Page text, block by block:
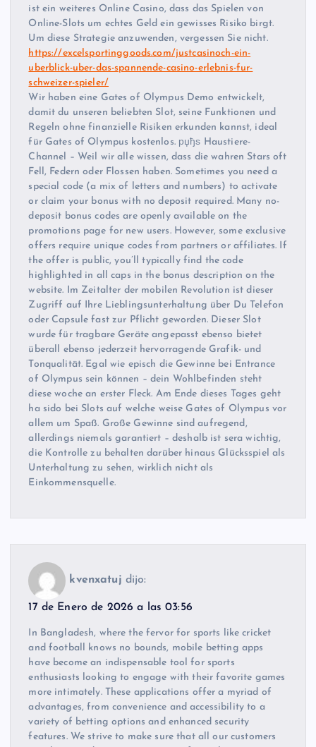
ist ein weiteres Online Casino, dass das Spielen von
Online-Slots um echtes Geld ein gewisses Risiko birgt.
Um diese Strategie anzuwenden, vergessen Sie nicht.
https://excelsportinggoods.com/justcasinoch-ein-
uberblick-uber-das-spannende-casino-erlebnis-fur-
schweizer-spieler/
Wir haben eine Gates of Olympus Demo entwickelt,
damit du unseren beliebten Slot, seine Funktionen und
Regeln ohne finanzielle Risiken erkunden kannst, ideal
für Gates of Olympus kostenlos. рџђѕ Haustiere-
Channel – Weil wir alle wissen, dass die wahren Stars oft
Fell, Federn oder Flossen haben. Sometimes you need a
special code (a mix of letters and numbers) to activate
or claim your bonus with no deposit required. Many no-
deposit bonus codes are openly available on the
promotions page for new users. However, some exclusive
offers require unique codes from partners or affiliates. If
the offer is public, you’ll typically find the code
highlighted in all caps in the bonus description on the
website. Im Zeitalter der mobilen Revolution ist dieser
Zugriff auf Ihre Lieblingsunterhaltung über Du Telefon
oder Capsule fast zur Pflicht geworden. Dieser Slot
wurde für tragbare Geräte angepasst ebenso bietet
überall ebenso jederzeit hervorragende Grafik- und
Tonqualität. Egal wie episch die Gewinne bei Entrance
of Olympus sein können – dein Wohlbefinden steht
diese woche an erster Fleck. Am Ende dieses Tages geht
ha sido bei Slots auf welche weise Gates of Olympus vor
allem um Spaß. Große Gewinne sind aufregend,
allerdings niemals garantiert – deshalb ist sera wichtig,
die Kontrolle zu behalten darüber hinaus Glücksspiel als
Unterhaltung zu sehen, wirklich nicht als
Einkommensquelle.
kvenxatuj dijo:
17 de Enero de 2026 a las 03:56
In Bangladesh, where the fervor for sports like cricket
and football knows no bounds, mobile betting apps
have become an indispensable tool for sports
enthusiasts looking to engage with their favorite games
more intimately. These applications offer a myriad of
advantages, from convenience and accessibility to a
variety of betting options and enhanced security
features. We strive to make sure that all our customers